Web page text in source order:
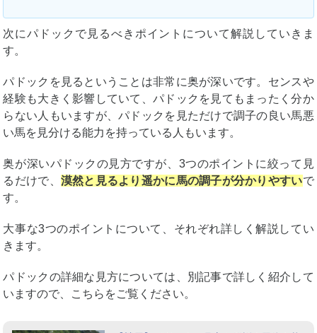
次にパドックで見るべきポイントについて解説していきま
す。
パドックを見るということは非常に奥が深いです。センスや
経験も大きく影響していて、パドックを見てもまったく分か
らない人もいますが、パドックを見ただけで調子の良い馬悪
い馬を見分ける能力を持っている人もいます。
奥が深いパドックの見方ですが、3つのポイントに絞って見
るだけで、 漠然と見るより遥かに馬の調子が分かりやすいで
す。
大事な3つのポイントについて、それぞれ詳しく解説してい
きます。
パドックの詳細な見方については、別記事で詳しく紹介して
いますので、こちらをご覧ください。